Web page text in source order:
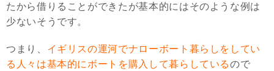
たから借りることができたが基本的にはそのような例は
少ないそうです。
つまり、 イギリスの運河でナローボート暮らしをしてい
る人々は基本的にボートを購入して暮らしているので